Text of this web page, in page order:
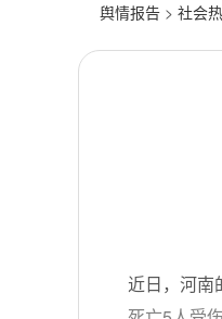
舆情报告 > 社会
近日，河南